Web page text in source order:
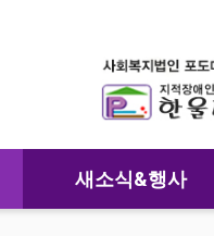
새소식&행사